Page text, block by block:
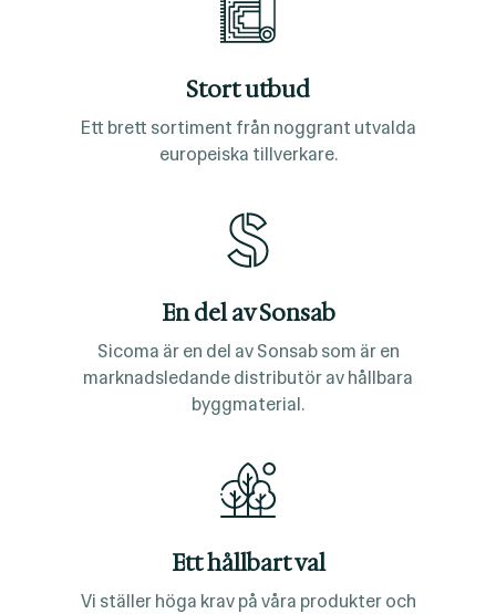
Stort utbud
Ett brett sortiment från noggrant utvalda
europeiska tillverkare.
En del av Sonsab
Sicoma är en del av Sonsab som är en
marknadsledande distributör av hållbara
byggmaterial.
Ett hållbart val
Vi ställer höga krav på våra produkter och